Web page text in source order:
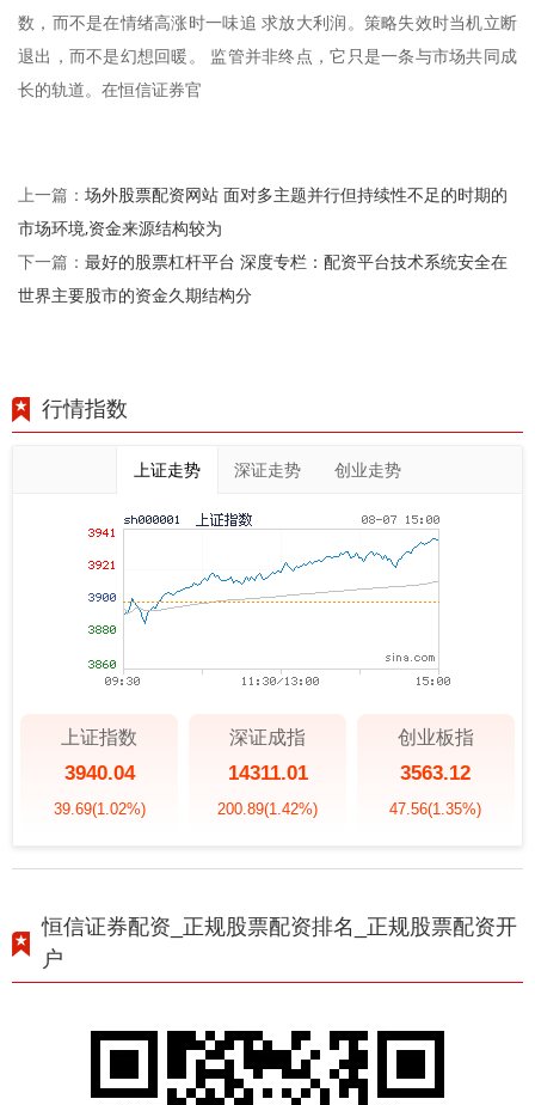
数，而不是在情绪高涨时一味追 求放大利润。策略失效时当机立断
退出，而不是幻想回暖。 监管并非终点，它只是一条与市场共同成
长的轨道。在恒信证券官
上一篇： 场外股票配资网站 面对多主题并行但持续性不足的时期的
市场环境,资金来源结构较为
下一篇： 最好的股票杠杆平台 深度专栏：配资平台技术系统安全在
世界主要股市的资金久期结构分
行情指数
上证走势 深证走势 创业走势
上证指数
3940.04
39.69(1.02%)
深证成指
14311.01
200.89(1.42%)
创业板指
3563.12
47.56(1.35%)
恒信证券配资_正规股票配资排名_正规股票配资开
户